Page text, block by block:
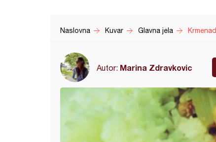
Naslovna Kuvar Glavna jela
Autor: Marina Zdravkovic